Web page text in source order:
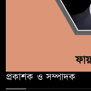
প্রকাশক ও সম্পাদক